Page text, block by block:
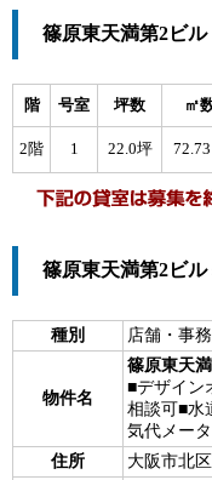
篠原東天満第2ビ
階 号室 坪数 ㎡
2階 1 22.0坪
篠原東天満第2ビル
種別 店舗・事
物件名
篠原東天
■デザイン
相談可■水
気代メー
住所
大阪市北